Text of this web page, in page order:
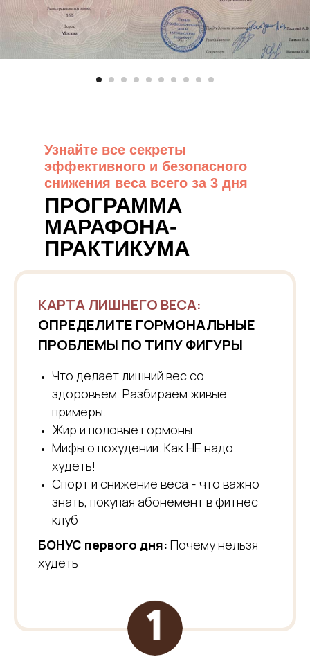
ПРОГРАММА
МАРАФОНА-
ПРАКТИКУМА
Узнайте все секреты
эффективного и безопасного
снижения веса всего за 3 дня
КАРТА ЛИШНЕГО ВЕСА:
ОПРЕДЕЛИТЕ ГОРМОНАЛЬНЫЕ
ПРОБЛЕМЫ ПО ТИПУ ФИГУРЫ
Что делает лишний вес со
здоровьем. Разбираем живые
примеры.
Жир и половые гормоны
Мифы о похудении. Как НЕ надо
худеть!
Спорт и снижение веса - что важно
знать, покупая абонемент в фитнес
клуб
БОНУС первого дня: Почему нельзя
худеть